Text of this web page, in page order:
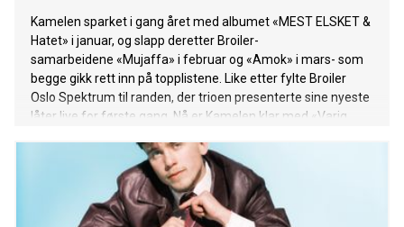
Kamelen sparket i gang året med albumet «MEST ELSKET &
Hatet» i januar, og slapp deretter Broiler-
samarbeidene «Mujaffa» i februar og «Amok» i mars- som
begge gikk rett inn på topplistene. Like etter fylte Broiler
Oslo Spektrum til randen, der trioen presenterte sine nyeste
låter live for første gang. Nå er Kamelen klar med «Varig
møte en spesiell jente med en uimotståelig gnist, og passer
like bra til en festkveld på klubben som til en avslappet tur
på trikken, i bilen eller i parken. ««Varig mén» er en feelgood
sommerlåt. I det vinterjakkene blir lagt vekk, solen skinner og